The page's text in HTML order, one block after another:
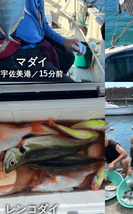
マダイ
宇佐美港／15分前
レンコダイ